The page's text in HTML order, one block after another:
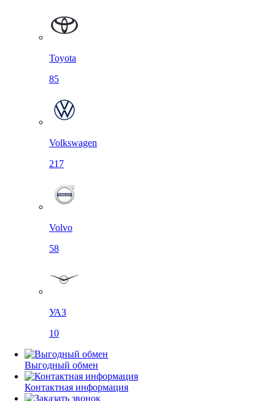
Toyota
85
Volkswagen
217
Volvo
58
УАЗ
10
Выгодный обмен
Контактная информация